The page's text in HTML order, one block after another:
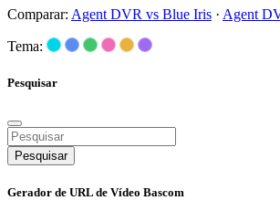
Comparar: Agent DVR vs Blue Iris · Agent
Tema:
Pesquisar
Pesquisar
Gerador de URL de Vídeo Bascom